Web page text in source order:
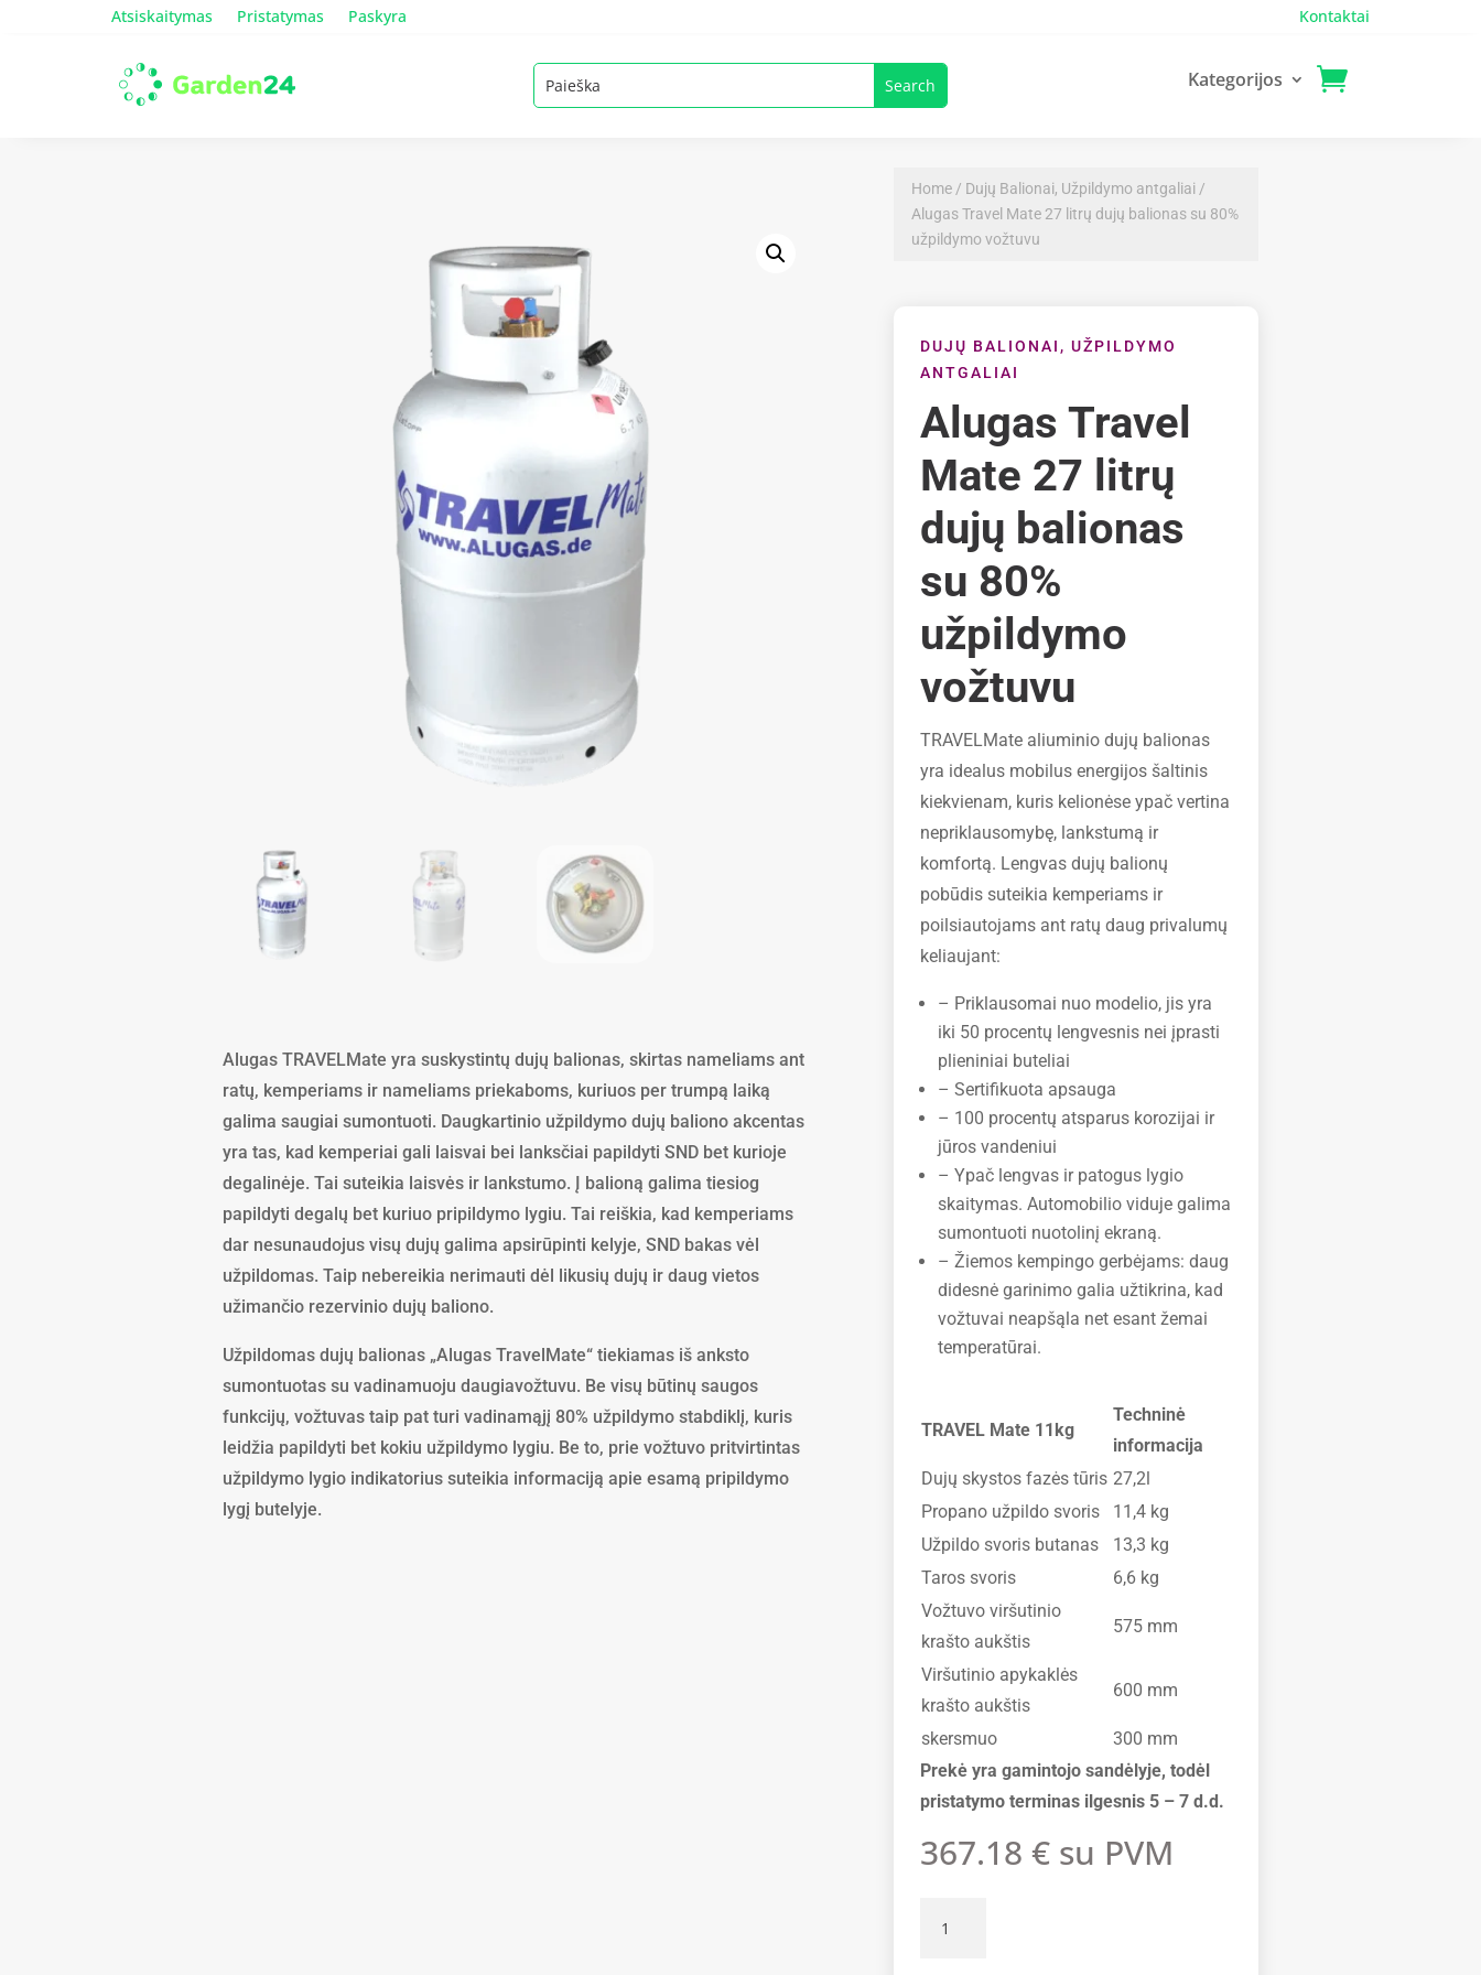
Atsiskaitymas Pristatymas Paskyra Kontaktai
Kategorijos
Home / Dujų Balionai, Užpildymo antgaliai /
Alugas Travel Mate 27 litrų dujų balionas su 80%
užpildymo vožtuvu
Alugas TRAVELMate yra suskystintų dujų balionas, skirtas nameliams ant
ratų, kemperiams ir nameliams priekaboms, kuriuos per trumpą laiką
galima saugiai sumontuoti. Daugkartinio užpildymo dujų baliono akcentas
yra tas, kad kemperiai gali laisvai bei lanksčiai papildyti SND bet kurioje
degalinėje. Tai suteikia laisvės ir lankstumo. Į balioną galima tiesiog
papildyti degalų bet kuriuo pripildymo lygiu. Tai reiškia, kad kemperiams
dar nesunaudojus visų dujų galima apsirūpinti kelyje, SND bakas vėl
užpildomas. Taip nebereikia nerimauti dėl likusių dujų ir daug vietos
užimančio rezervinio dujų baliono.
Užpildomas dujų balionas „Alugas TravelMate“ tiekiamas iš anksto
sumontuotas su vadinamuoju daugiavožtuvu. Be visų būtinų saugos
funkcijų, vožtuvas taip pat turi vadinamąjį 80% užpildymo stabdiklį, kuris
leidžia papildyti bet kokiu užpildymo lygiu. Be to, prie vožtuvo pritvirtintas
užpildymo lygio indikatorius suteikia informaciją apie esamą pripildymo
lygį butelyje.
DUJŲ BALIONAI, UŽPILDYMO
ANTGALIAI
Alugas Travel
Mate 27 litrų
dujų balionas
su 80%
užpildymo
vožtuvu
TRAVELMate aliuminio dujų balionas
yra idealus mobilus energijos šaltinis
kiekvienam, kuris kelionėse ypač vertina
nepriklausomybę, lankstumą ir
komfortą. Lengvas dujų balionų
pobūdis suteikia kemperiams ir
poilsiautojams ant ratų daug privalumų
keliaujant:
– Priklausomai nuo modelio, jis yra
iki 50 procentų lengvesnis nei įprasti
plieniniai buteliai
– Sertifikuota apsauga
– 100 procentų atsparus korozijai ir
jūros vandeniui
– Ypač lengvas ir patogus lygio
skaitymas. Automobilio viduje galima
sumontuoti nuotolinį ekraną.
– Žiemos kempingo gerbėjams: daug
didesnė garinimo galia užtikrina, kad
vožtuvai neapšąla net esant žemai
temperatūrai.
TRAVEL Mate 11kg
Techninė
informacija
Dujų skystos fazės tūris 27,2l
Propano užpildo svoris
11,4 kg
Užpildo svoris butanas
13,3 kg
Taros svoris
6,6 kg
Vožtuvo viršutinio
krašto aukštis
575 mm
Viršutinio apykaklės
krašto aukštis
600 mm
skersmuo
300 mm
Prekė yra gamintojo sandėlyje, todėl
pristatymo terminas ilgesnis 5 – 7 d.d.
367.18€ su PVM
kiekis: